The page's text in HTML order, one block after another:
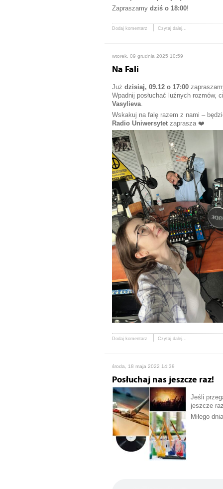
Zapraszamy dziś o 18:00!
Dodaj komentarz Czytaj dalej...
wtorek, 09 grudnia 2025 10:59
Na Fali
Już dzisiaj, 09.12 o 17:00
Wpadnij posłuchać luźnych rozmów,
Vasylieva.
Wskakuj na falę razem z nami –
Radio Uniwersytet zaprasza ❤️
Dodaj komentarz Czytaj dalej...
środa, 18 maja 2022 14:39
Posłuchaj nas jeszcze raz!
Jeśli
jeszcze
Miłego